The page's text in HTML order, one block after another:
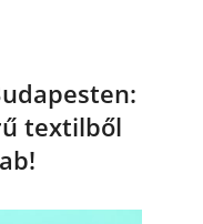
textilből